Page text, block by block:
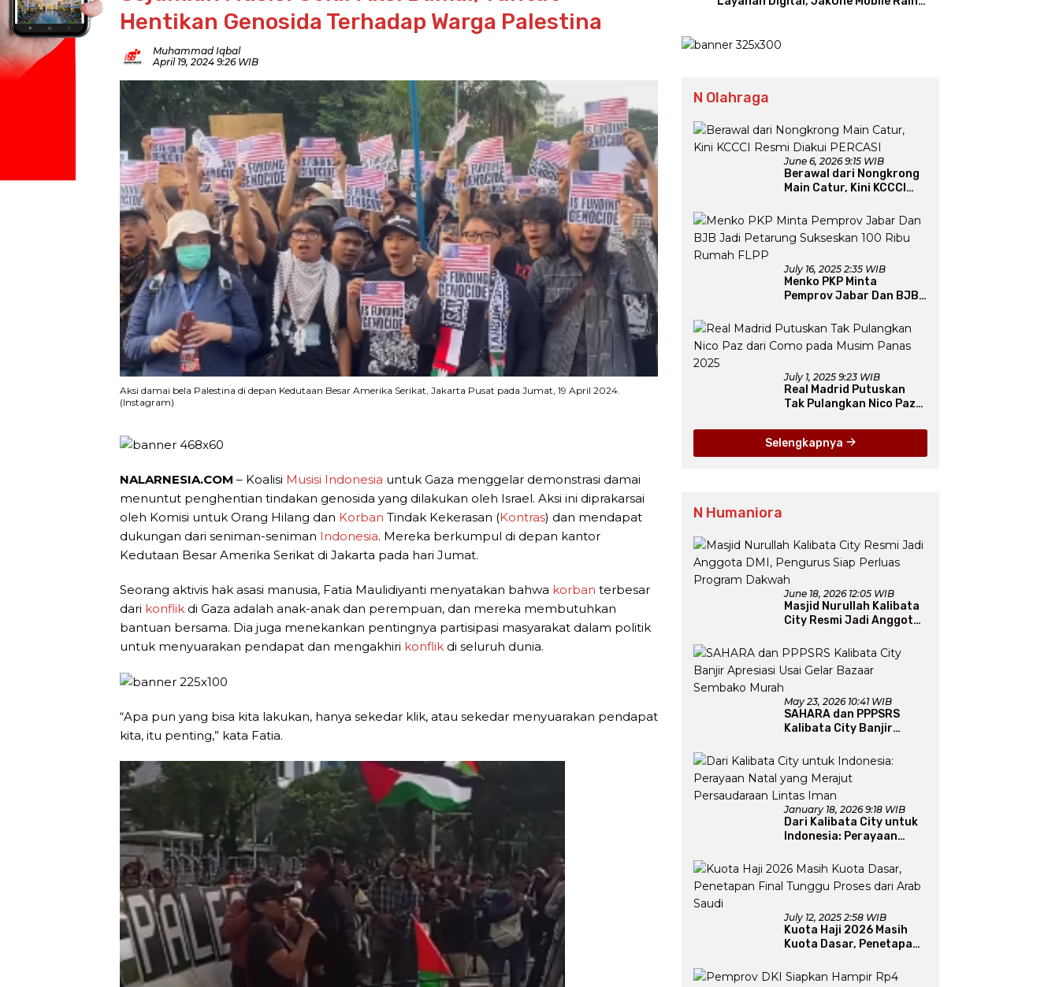
Hentikan Genosida Terhadap Warga Palestina
Muhammad Iqbal
April 19, 2024 9:26 WIB
Aksi damai bela Palestina di depan Kedutaan Besar Amerika Serikat, Jakarta Pusat pada Jumat, 19 April 2024.
(Instagram)
NALARNESIA.COM – Koalisi Musisi Indonesia untuk Gaza menggelar demonstrasi damai
menuntut penghentian tindakan genosida yang dilakukan oleh Israel. Aksi ini diprakarsai
oleh Komisi untuk Orang Hilang dan Korban Tindak Kekerasan (Kontras) dan mendapat
dukungan dari seniman-seniman Indonesia. Mereka berkumpul di depan kantor
Kedutaan Besar Amerika Serikat di Jakarta pada hari Jumat.
Seorang aktivis hak asasi manusia, Fatia Maulidiyanti menyatakan bahwa korban terbesar
dari konflik di Gaza adalah anak-anak dan perempuan, dan mereka membutuhkan
bantuan bersama. Dia juga menekankan pentingnya partisipasi masyarakat dalam politik
untuk menyuarakan pendapat dan mengakhiri konflik di seluruh dunia.
“Apa pun yang bisa kita lakukan, hanya sekedar klik, atau sekedar menyuarakan pendapat
kita, itu penting,” kata Fatia.
N Olahraga
June 6, 2026 9:15 WIB
Berawal dari Nongkrong
Main Catur, Kini KCCCI
July 16, 2025 2:35 WIB
Menko PKP Minta
Pemprov Jabar Dan BJB
100 Ribu Rumah FLPP
July 1, 2025 9:23 WIB
Real Madrid Putuskan
Tak Pulangkan Nico Paz
Panas 2025
Selengkapnya
N Humaniora
June 18, 2026 12:05 WIB
Masjid Nurullah Kalibata
City Resmi Jadi Anggota
Perluas Program Dakwah
May 23, 2026 10:41 WIB
SAHARA dan PPPSRS
Kalibata City Banjir
Bazaar Sembako Murah
January 18, 2026 9:18 WIB
Dari Kalibata City untuk
Indonesia: Perayaan
Persaudaraan Lintas
Iman
July 12, 2025 2:58 WIB
Kuota Haji 2026 Masih
Kuota Dasar, Penetapan
Arab Saudi